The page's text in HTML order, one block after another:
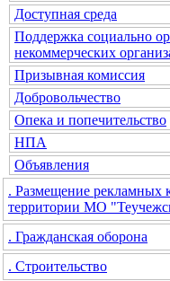
Доступная среда
Поддержка социально
некоммерческих
Призывная комиссия
Добровольчество
Опека и попечительство
НПА
Объявления
. Размещение рекламных
территории МО
. Гражданская оборона
. Строительство